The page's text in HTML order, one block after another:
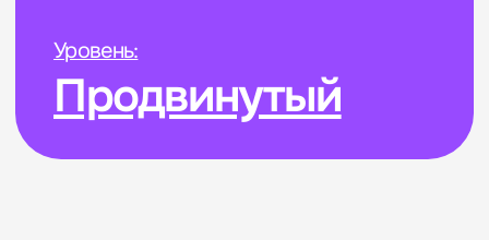
ul. Wolska 50, Warszawa
+48 537 905 183